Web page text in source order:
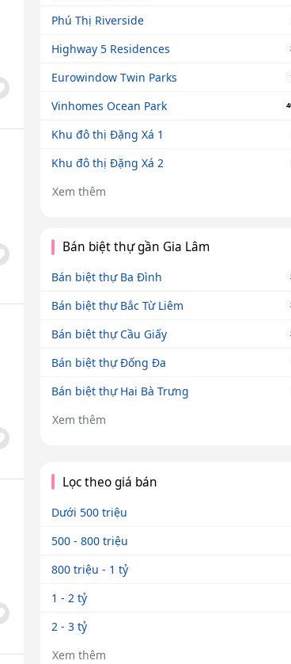
Phú Thị Riverside
Highway 5 Residences
Eurowindow Twin Parks
Vinhomes Ocean Park
Khu đô thị Đặng Xá 1
Khu đô thị Đặng Xá 2
Xem thêm
Bán biệt thự gần Gia Lâm
Bán biệt thự Ba Đình
Bán biệt thự Bắc Từ Liêm
Bán biệt thự Cầu Giấy
Bán biệt thự Đống Đa
Bán biệt thự Hai Bà Trưng
Xem thêm
Lọc theo giá bán
Dưới 500 triệu
500 - 800 triệu
800 triệu - 1 tỷ
1 - 2 tỷ
2 - 3 tỷ
Xem thêm